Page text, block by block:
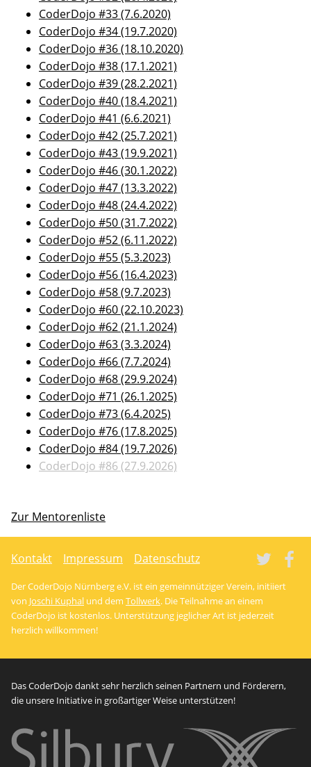
CoderDojo #33 (7.6.2020)
CoderDojo #34 (19.7.2020)
CoderDojo #36 (18.10.2020)
CoderDojo #38 (17.1.2021)
CoderDojo #39 (28.2.2021)
CoderDojo #40 (18.4.2021)
CoderDojo #41 (6.6.2021)
CoderDojo #42 (25.7.2021)
CoderDojo #43 (19.9.2021)
CoderDojo #46 (30.1.2022)
CoderDojo #47 (13.3.2022)
CoderDojo #48 (24.4.2022)
CoderDojo #50 (31.7.2022)
CoderDojo #52 (6.11.2022)
CoderDojo #55 (5.3.2023)
CoderDojo #56 (16.4.2023)
CoderDojo #58 (9.7.2023)
CoderDojo #60 (22.10.2023)
CoderDojo #62 (21.1.2024)
CoderDojo #63 (3.3.2024)
CoderDojo #66 (7.7.2024)
CoderDojo #68 (29.9.2024)
CoderDojo #71 (26.1.2025)
CoderDojo #73 (6.4.2025)
CoderDojo #76 (17.8.2025)
CoderDojo #84 (19.7.2026)
CoderDojo #86 (27.9.2026)
Zur Mentorenliste
Kontakt Impressum Datenschutz
Der CoderDojo Nürnberg e.V. ist ein gemeinnütziger Verein, initiiert
von Joschi Kuphal und dem Tollwerk. Die Teilnahme an einem
CoderDojo ist kostenlos. Unterstützung jeglicher Art ist jederzeit
herzlich willkommen!
Das CoderDojo dankt sehr herzlich seinen Partnern und Förderern,
die unsere Initiative in großartiger Weise unterstützen!